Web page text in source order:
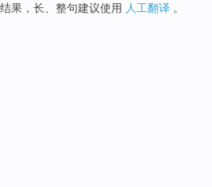
果，长、整句建议使用 人工翻译 。